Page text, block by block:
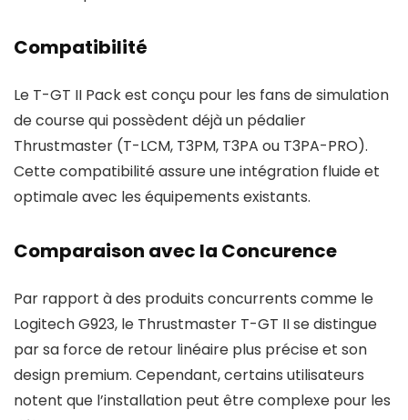
Compatibilité
Le T-GT II Pack est conçu pour les fans de simulation
de course qui possèdent déjà un pédalier
Thrustmaster (T-LCM, T3PM, T3PA ou T3PA-PRO).
Cette compatibilité assure une intégration fluide et
optimale avec les équipements existants.
Comparaison avec la Concurence
Par rapport à des produits concurrents comme le
Logitech G923, le Thrustmaster T-GT II se distingue
par sa force de retour linéaire plus précise et son
design premium. Cependant, certains utilisateurs
notent que l’installation peut être complexe pour les